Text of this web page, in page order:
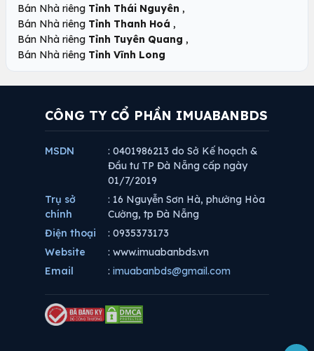
Bán Nhà riêng Tỉnh Thái Nguyên ,
Bán Nhà riêng Tỉnh Thanh Hoá ,
Bán Nhà riêng Tỉnh Tuyên Quang ,
Bán Nhà riêng Tỉnh Vĩnh Long
CÔNG TY CỔ PHẦN IMUABANBDS
MSDN
: 0401986213 do Sở Kế hoạch &
Đầu tư TP Đà Nẵng cấp ngày
01/7/2019
Trụ sở
chính
: 16 Nguyễn Sơn Hà, phường Hòa
Cường, tp Đà Nẵng
Điện thoại
: 0935373173
Website
: www.imuabanbds.vn
Email
: imuabanbds@gmail.com